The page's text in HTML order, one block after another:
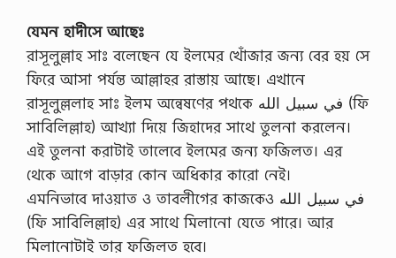
যেমন হাদীসে আছেঃ
রাসূলুল্লাহ সাঃ বলেছেন যে ইলমের খোঁজার জন্য বের হয় সে
ফিরে আসা পর্যন্ত আল্লাহর রাস্তায় আছে। এখানে
রাসূলুল্ললাহ সাঃ ইলম অন্বেষণের পথকে في سبيل الله (ফি
সাবিলিল্লাহ) আখ্যা দিয়ে জিহাদের সাথে তুলনা করলেন।
এই তুলনা করাটাই তালেবে ইলমের জন্য ফজিলত। এর
থেকে আগে বাড়ার কোন অধিকার কারো নেই।
এমনিভাবে দাওয়াত ও তাবলীগের কাজকেও في سبيل الله
(ফি সাবিলিল্লাহ) এর সাথে মিলানো যেতে পারে। আর
মিলানোটাই তার ফজিলত হবে।